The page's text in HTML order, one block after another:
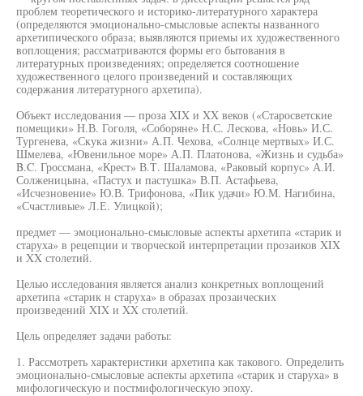
проблем теоретического и историко-литературного характера
(определяются эмоционально-смысловые аспекты названного
архетипического образа; выявляются приемы их художественного
воплощения; рассматриваются формы его бытования в
литературных произведениях; определяется соотношение
художественного целого произведений и составляющих
содержания литературного архетипа).
Объект исследования — проза XIX и XX веков («Старосветские
помещики» Н.В. Гоголя, «Соборяне» Н.С. Лескова, «Новь» И.С.
Тургенева, «Скука жизни» А.П. Чехова, «Солнце мертвых» И.С.
Шмелева, «Ювенильное море» А.П. Платонова, «Жизнь и судьба»
B.C. Гроссмана, «Крест» В.Т. Шаламова, «Раковый корпус» А.И.
Солженицына, «Пастух и пастушка» В.П. Астафьева,
«Исчезновение» Ю.В. Трифонова, «Пик удачи» Ю.М. Нагибина,
«Счастливые» Л.Е. Улицкой);
предмет — эмоционально-смысловые аспекты архетипа «старик и
старуха» в рецепции и творческой интерпретации прозаиков XIX
и XX столетий.
Целью исследования является анализ конкретных воплощений
архетипа «старик н старуха» в образах прозаических
произведений XIX и XX столетий.
Цель определяет задачи работы:
1. Рассмотреть характеристики архетипа как такового. Определить
эмоционально-смысловые аспекты архетипа «старик и старуха» в
мифологическую и постмифологическую эпоху.